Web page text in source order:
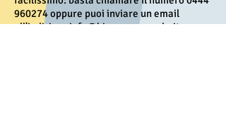
960274oppure puoi inviare un email
all'indirizzoinfo@biopappamondo.it